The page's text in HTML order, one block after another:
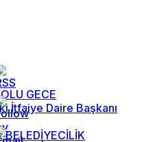
GECE
İtfaiye Daire Başkanı
BELEDİYECİLİK